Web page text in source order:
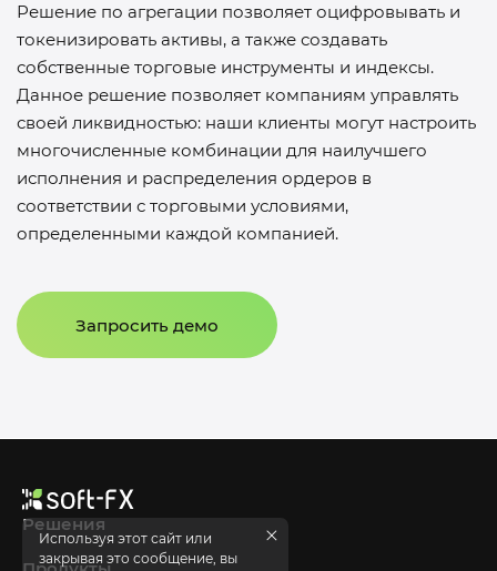
Решение по агрегации позволяет оцифровывать и
токенизировать активы, а также создавать
собственные торговые инструменты и индексы.
Данное решение позволяет компаниям управлять
своей ликвидностью: наши клиенты могут настроить
многочисленные комбинации для наилучшего
исполнения и распределения ордеров в
соответствии с торговыми условиями,
определенными каждой компанией.
Запросить демо
Решения
Используя этот сайт или
закрывая это сообщение, вы